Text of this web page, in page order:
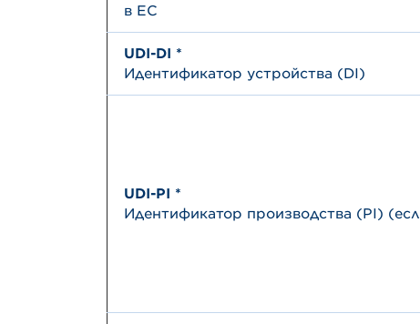
в EC
UDI-DI *
Идентификатор устройства (DI)
UDI-PI *
Идентификатор производства (PI)